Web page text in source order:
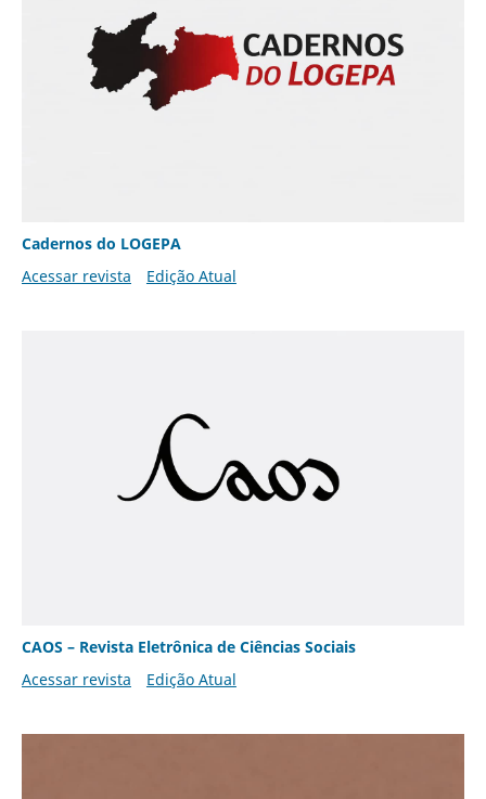
Cadernos do LOGEPA
Acessar revista
Edição Atual
CAOS – Revista Eletrônica de Ciências Sociais
Acessar revista
Edição Atual